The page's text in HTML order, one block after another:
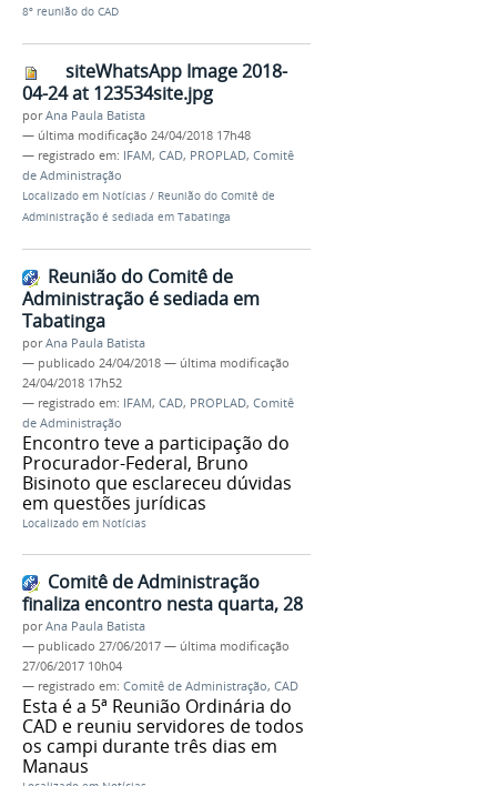
8º reunião do CAD
siteWhatsApp Image 2018-
04-24 at 123534site.jpg
porAna Paula Batista
— última modificação 24/04/2018 17h48
— registrado em: IFAM, CAD, PROPLAD, Comitê
de Administração
Localizado em Notícias / Reunião do Comitê de
Administração é sediada em Tabatinga
Reunião do Comitê de
Administração é sediada em
Tabatinga
porAna Paula Batista
— publicado 24/04/2018 — última modificação
24/04/2018 17h52
— registrado em: IFAM, CAD, PROPLAD, Comitê
de Administração
Encontro teve a participação do
Procurador-Federal, Bruno
Bisinoto que esclareceu dúvidas
em questões jurídicas
Localizado em Notícias
Comitê de Administração
finaliza encontro nesta quarta, 28
porAna Paula Batista
— publicado 27/06/2017 — última modificação
27/06/2017 10h04
— registrado em: Comitê de Administração, CAD
Esta é a 5ª Reunião Ordinária do
CAD e reuniu servidores de todos
os campi durante três dias em
Manaus